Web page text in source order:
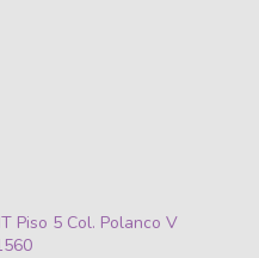
Piso 5 Col. Polanco V